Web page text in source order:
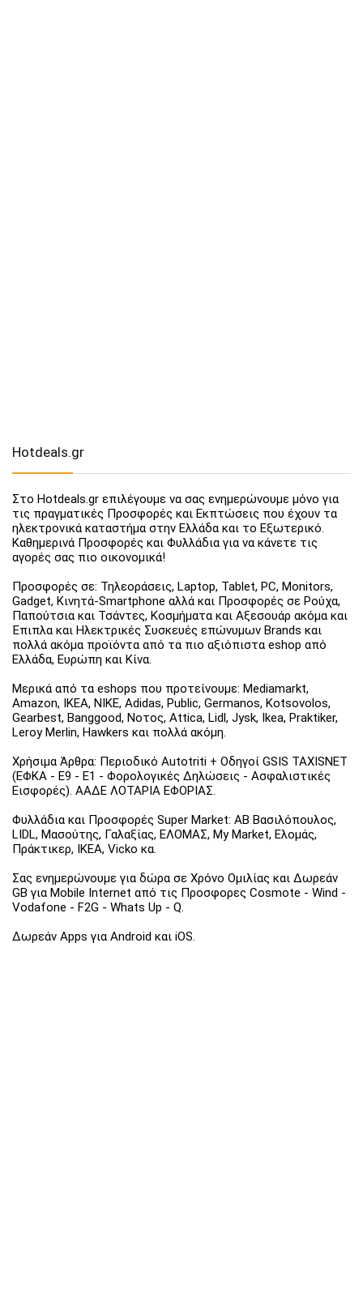
Hotdeals.gr
Στο Hotdeals.gr επιλέγουμε να σας ενημερώνουμε μόνο για
τις πραγματικές Προσφορές και Εκπτώσεις που έχουν τα
ηλεκτρονικά καταστήμα στην Ελλάδα και το Εξωτερικό.
Καθημερινά Προσφορές και Φυλλάδια για να κάνετε τις
αγορές σας πιο οικονομικά!
Προσφορές σε: Τηλεοράσεις, Laptop, Tablet, PC, Monitors,
Gadget, Κινητά-Smartphone αλλά και Προσφορές σε Ρούχα,
Παπούτσια και Τσάντες, Κοσμήματα και Αξεσουάρ ακόμα και
Έπιπλα και Ηλεκτρικές Συσκευές επώνυμων Brands και
πολλά ακόμα προϊόντα από τα πιο αξιόπιστα eshop από
Ελλάδα, Ευρώπη και Κίνα.
Μερικά από τα eshops που προτείνουμε: Mediamarkt,
Amazon, IKEA, NIKE, Adidas, Public, Germanos, Kotsovolos,
Gearbest, Banggood, Νοτος, Attica, Lidl, Jysk, Ikea, Praktiker,
Leroy Merlin, Hawkers και πολλά ακόμη.
Χρήσιμα Άρθρα: Περιοδικό Autotriti + Οδηγοί GSIS TAXISNET
(ΕΦΚΑ - Ε9 - Ε1 - Φορολογικές Δηλώσεις - Ασφαλιστικές
Εισφορές). ΑΑΔΕ ΛΟΤΑΡΙΑ ΕΦΟΡΙΑΣ.
Φυλλάδια και Προσφορές Super Market: ΑΒ Βασιλόπουλος,
LIDL, Μασούτης, Γαλαξίας, ΕΛΟΜΑΣ, My Market, Ελομάς,
Πράκτικερ, ΙΚΕΑ, Vicko κα.
Σας ενημερώνουμε για δώρα σε Χρόνο Ομιλίας και Δωρεάν
GB για Mobile Internet από τις Προσφορες Cosmote - Wind -
Vodafone - F2G - Whats Up - Q.
Δωρεάν Apps για Android και iOS.